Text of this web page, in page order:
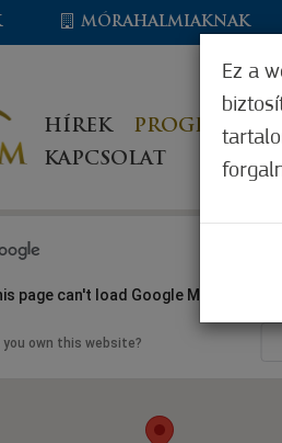
MÓRAHALMIAKNAK
HÍREK PROGRAMOK
KAPCSOLAT
page can't load Google Maps
you own this website?
Ez a